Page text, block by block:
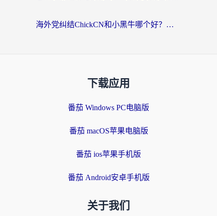
海外党纠结ChickCN和小黑牛哪个好？一篇帮你选对回国加速器的实用指南
下载应用
番茄 Windows PC电脑版
番茄 macOS苹果电脑版
番茄 ios苹果手机版
番茄 Android安卓手机版
关于我们